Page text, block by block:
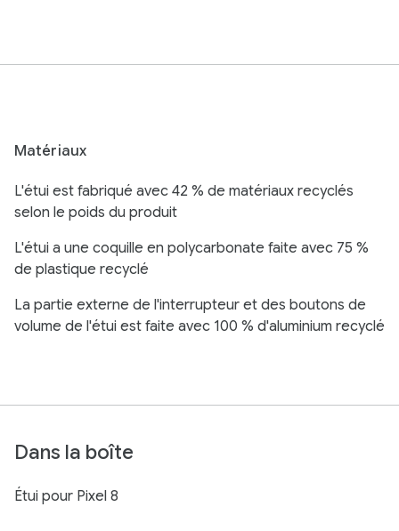
Matériaux
L'étui est fabriqué avec 42 % de matériaux recyclés
selon le poids du produit
L'étui a une coquille en polycarbonate faite avec 75 %
de plastique recyclé
La partie externe de l'interrupteur et des boutons de
volume de l'étui est faite avec 100 % d'aluminium recyclé
Dans la boîte
Étui pour Pixel 8